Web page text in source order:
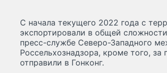
С начала текущего 2022 года с
экспортировали в общей
пресс-службе Северо-Западного
Россельхознадзора, кроме того,
отправили в Гонконг.